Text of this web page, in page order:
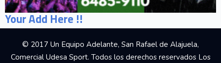
Your Add Here !!
© 2017 Un Equipo Adelante, San Rafael de Alajuela,
Comercial Udesa Sport. Todos los derechos reservados Los